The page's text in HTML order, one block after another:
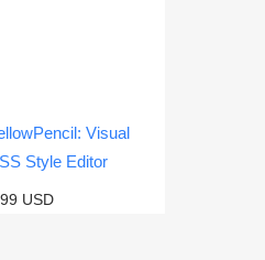
Visual
Style Editor
USD